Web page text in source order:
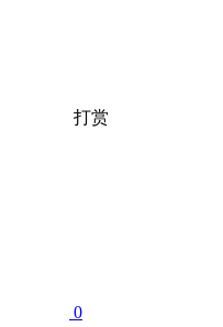
打赏
0